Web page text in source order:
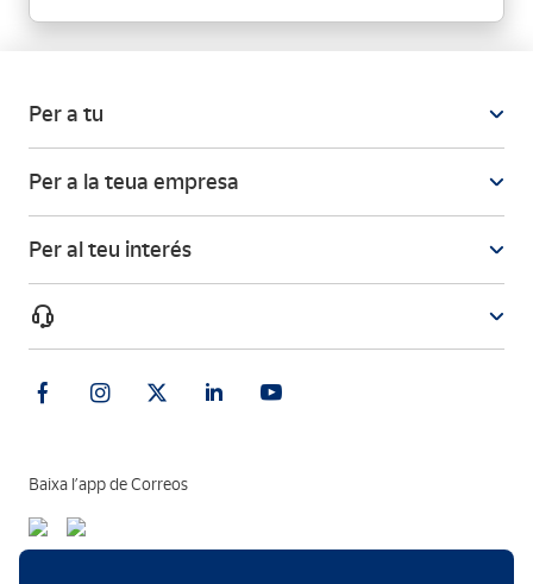
Per a tu
Per a la teua empresa
Per al teu interés
Baixa l’app de Correos